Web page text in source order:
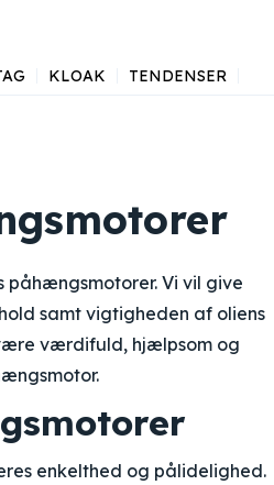
KLOAK TENDENSER
Vi vil give
samt vigtigheden af oliens
værdifuld, hjælpsom og
enkelthed og pålidelighed.